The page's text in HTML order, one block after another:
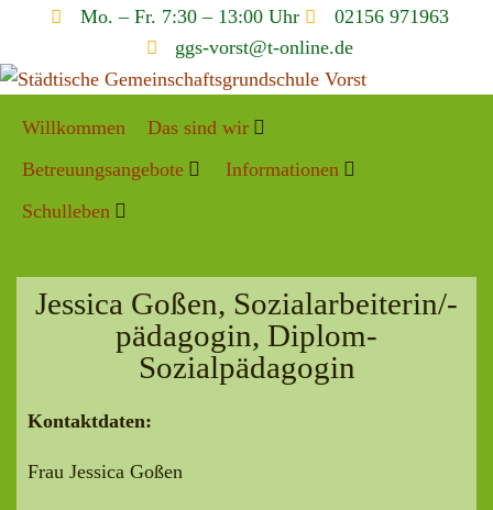
Mo. – Fr. 7:30 – 13:00 Uhr
02156 971963
ggs-vorst@t-online.de
Willkommen
Das sind wir
Betreuungsangebote
Informationen
Schulleben
Jessica Goßen, Sozialarbeiterin/-
pädagogin, Diplom-
Sozialpädagogin
Kontaktdaten:
Frau Jessica Goßen